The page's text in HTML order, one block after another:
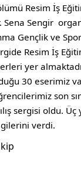
Resim İş
Sena Sengir
Gençlik ve
Resim İş
yer
30 eserimiz
son
sergisi oldu.
verdi.